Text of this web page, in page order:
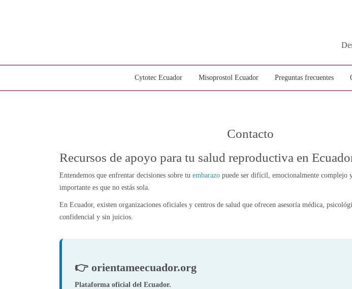
Cytotec Ecuador Misoprostol Ecuador Preguntas frecuentes
Contacto
Recursos de apoyo para tu salud reproductiva en
Entendemos que enfrentar decisiones sobre tu embarazo puede ser difícil, emocionalmente complejo
importante es que no estás sola.
En Ecuador, existen organizaciones oficiales y centros de salud que ofrecen asesoría médica,
confidencial y sin juicios.
👉 orientameecuador.org
Plataforma oficial del Ecuador.